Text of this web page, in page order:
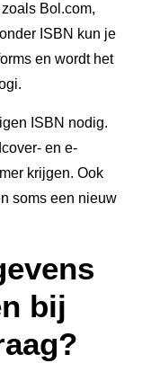
Bol.com,
ISBN kun je
en wordt het
ISBN nodig.
en e-
krijgen. Ook
soms een nieuw
bij